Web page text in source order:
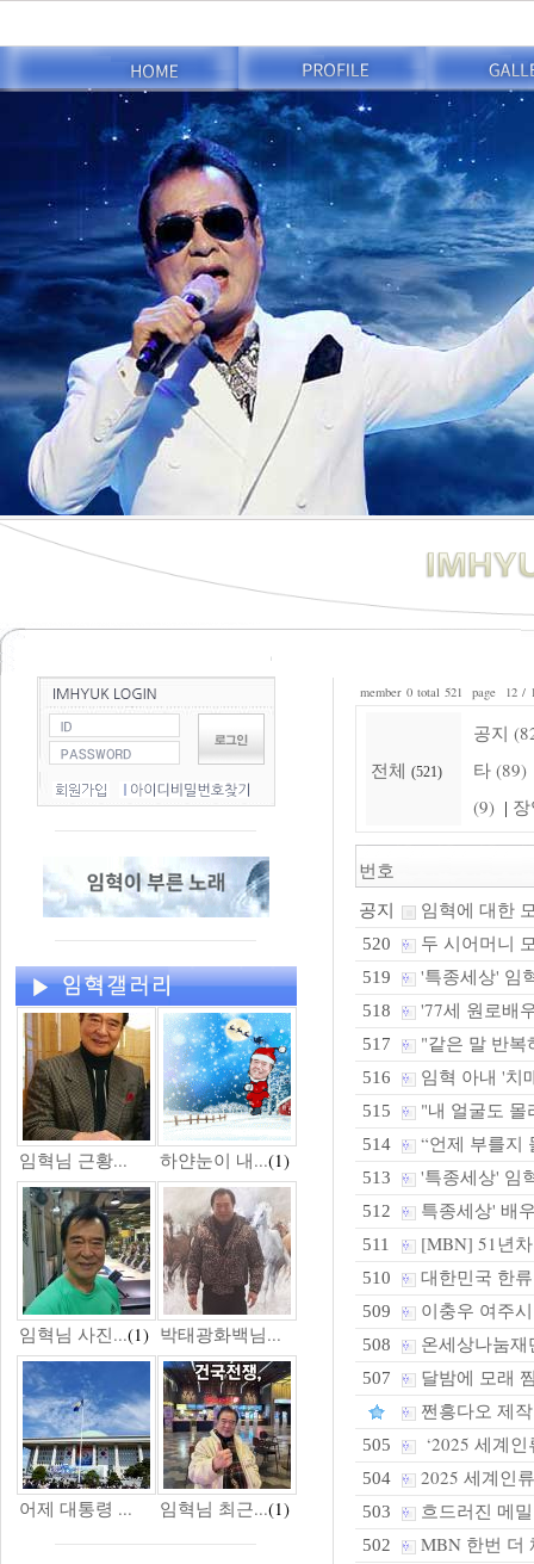
임혁님 근황... 하얀눈이 내...(1)
임혁님 사진...(1) 박태광화백님...
어제 대통령 ... 임혁님 최근...(1)
member 0 total 521 page 12 /
전체 (521)
공지
타 (89)
(9) |
번호
공지 임혁에 대한
520 두 시어머니
519 '특종세상' 임
518 '77세 원로배
517 "같은 말 반복
516 임혁 아내 '치
515 "내 얼굴도 몰
514 “언제 부를지
513 '특종세상' 임
512 특종세상' 배
511 [MBN] 51년
510 대한민국 한
509 이충우 여주
508 온세상나눔
507
달밤에 모래
쩐흥다오 제
505 ‘2025 세계
504 2025 세계인
503 흐드러진 메
502 MBN 한번 더